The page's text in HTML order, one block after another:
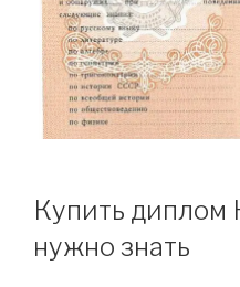
Купить
нужно знать